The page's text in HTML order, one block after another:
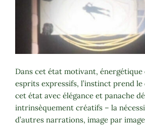
Dans cet état motivant, énergétique
esprits expressifs, l’instinct prend le
cet état avec élégance et panache
intrinsèquement créatifs – la
d’autres narrations, image par